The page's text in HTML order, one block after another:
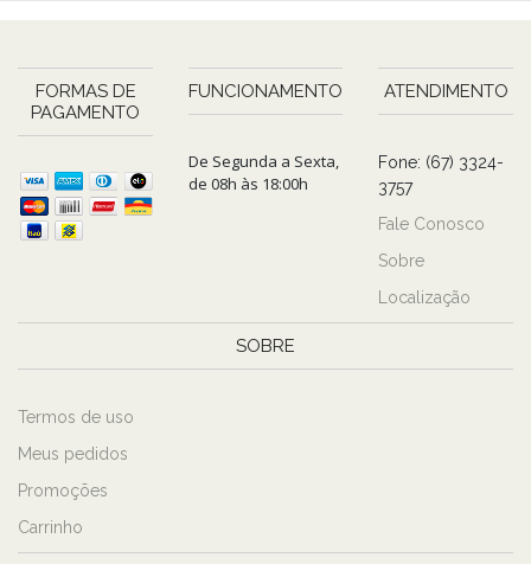
FORMAS DE
PAGAMENTO
FUNCIONAMENTO
De Segunda a Sexta,
de 08h às 18:00h
ATENDIMENTO
Fone: (67) 3324-
3757
Fale Conosco
Sobre
Localização
SOBRE
Termos de uso
Meus pedidos
Promoções
Carrinho